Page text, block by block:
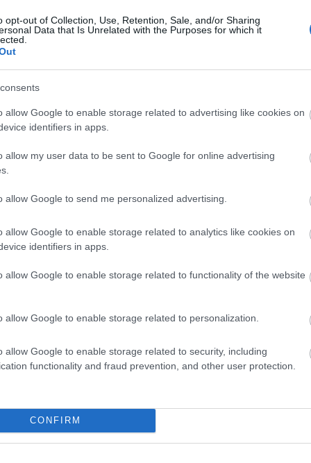
opt-out of Collection, Use, Retention, Sale, and/or Sharing
Data that Is Unrelated with the Purposes for which it
allow Google to enable storage related to advertising like cookies on
identifiers in apps.
allow my user data to be sent to Google for online advertising
allow Google to send me personalized advertising.
allow Google to enable storage related to analytics like cookies on
identifiers in apps.
allow Google to enable storage related to functionality of the website
allow Google to enable storage related to personalization.
allow Google to enable storage related to security, including
functionality and fraud prevention, and other user protection.
CONFIRM
παιδί όταν μεγαλώνει, κάποια στιγμή γίνεται και
του, χωρίς υπερβολές, αλλά με την οικειότητα ενός
Μπάρκα και βρέθηκε δίπλα της σε μία από τις πιο
σκέφτονται το ενδεχόμενο να γίνουν γονείς, απάντησε
καλά, ευχαριστούμε».
Μπάρκα μετά τον γάμο
η Δανάη Μπάρκα έκανε την πρώτη της ανάρτηση